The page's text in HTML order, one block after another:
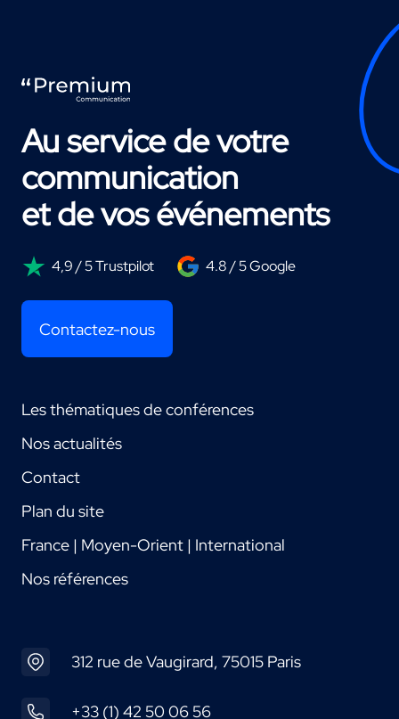
Au service de votre
communication
et de vos événements
4,9 / 5 Trustpilot 4.8 / 5 Google
Contactez-nous
Les thématiques de conférences
Nos actualités
Contact
Plan du site
France | Moyen-Orient | International
Nos références
312 rue de Vaugirard, 75015 Paris
+33 (1) 42 50 06 56